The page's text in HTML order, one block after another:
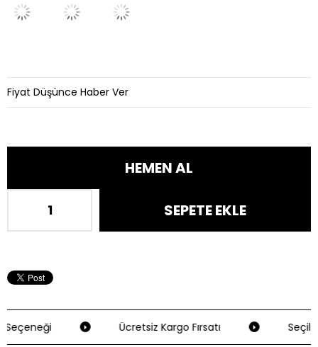
Fiyat Düşünce Haber Ver
Seçeneği Ücretsiz Kargo Fırsatı Seçili